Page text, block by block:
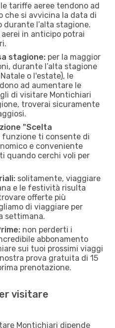
le tariffe aeree tendono ad
che si avvicina la data di
l’alta stagione.
in anticipo potrai
stagione: per la maggior
durante l’alta stagione
o l'estate), le
ad aumentare le
di visitare Montichiari
troverai sicuramente
"Scelta
funzione ti consente di
e conveniente
quando cerchi voli per
solitamente, viaggiare
e le festività risulta
offerte più
di viaggiare per
settimana.
non perderti i
abbonamento
sui tuoi prossimi viaggi
prova gratuita di 15
prenotazione.
visitare
Montichiari dipende